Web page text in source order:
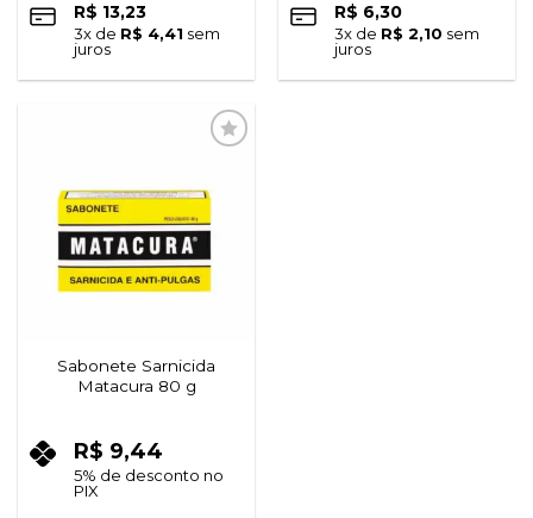
R$ 13,23
3x de R$ 4,41 sem
juros
R$ 6,30
3x de R$ 2,10 sem
juros
desejos
Sabonete Sarnicida
Matacura 80 g
R$ 9,44
5% de desconto no
PIX